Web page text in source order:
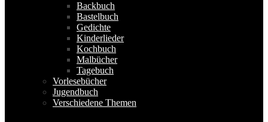
Backbuch
Bastelbuch
Gedichte
Kinderlieder
Kochbuch
Malbücher
Tagebuch
Vorlesebücher
Jugendbuch
Verschiedene Themen